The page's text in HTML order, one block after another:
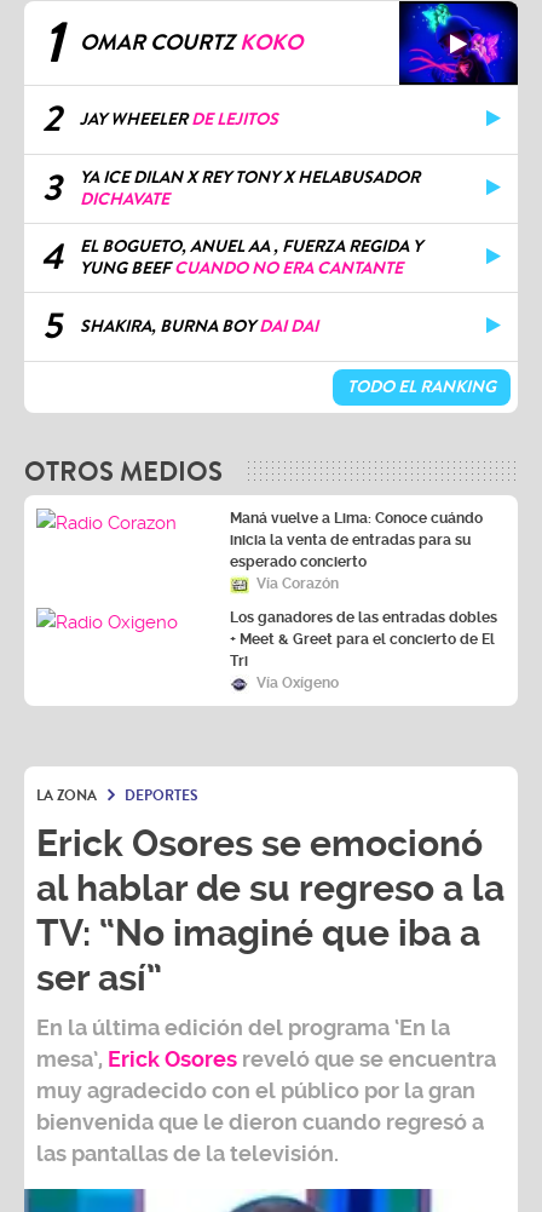
1 OMAR COURTZKOKO
2 JAY WHEELERDE LEJITOS
3
YA ICE DILAN X REY TONY X HELABUSADOR
DICHAVATE
4
EL BOGUETO, ANUEL AA , FUERZA REGIDA Y
YUNG BEEFCUANDO NO ERA CANTANTE
5 SHAKIRA, BURNA BOYDAI DAI
TODO EL RANKING
OTROS MEDIOS
Maná vuelve a Lima: Conoce cuándo
inicia la venta de entradas para su
esperado concierto
Vía Corazón
Los ganadores de las entradas dobles
+ Meet & Greet para el concierto de El
Tri
Vía Oxígeno
LA ZONA DEPORTES
Erick Osores se emocionó
al hablar de su regreso a la
TV: “No imaginé que iba a
ser así”
En la última edición del programa ‘En la
mesa’, Erick Osores reveló que se encuentra
muy agradecido con el público por la gran
bienvenida que le dieron cuando regresó a
las pantallas de la televisión.